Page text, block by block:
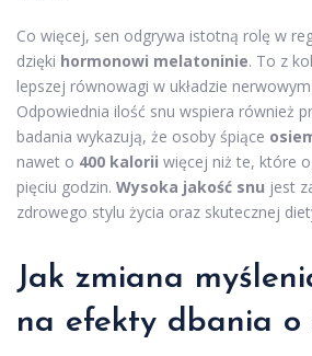
Co więcej, sen odgrywa istotną rolę w
dzięki hormonowi melatoninie. To z
lepszej równowagi w układzie
Odpowiednia ilość snu wspiera również
badania wykazują, że osoby śpiące
nawet o 400 kalorii więcej niż te, które
pięciu godzin. Wysoka jakość snu jest
zdrowego stylu życia oraz skutecznej
Jak zmiana
na efekty dbania o